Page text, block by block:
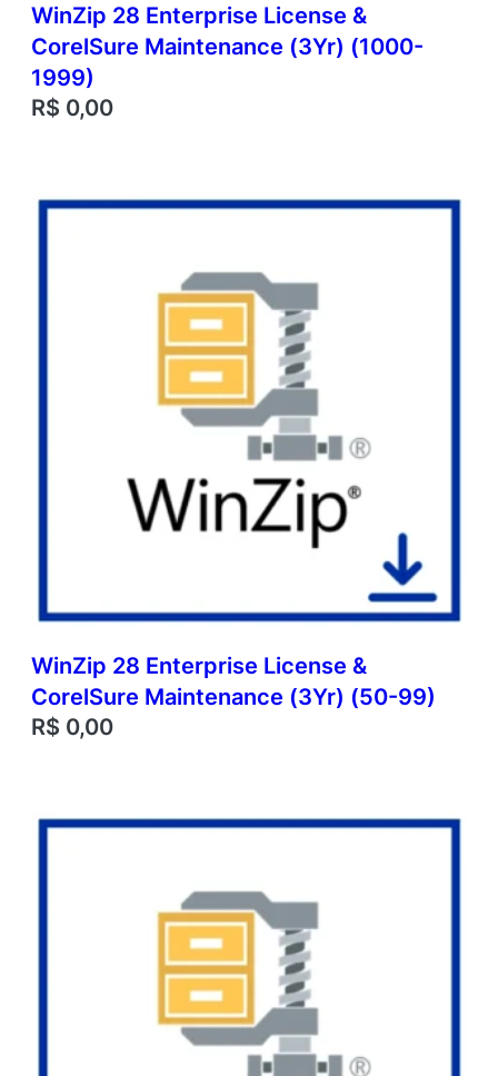
WinZip 28 Enterprise License &
CorelSure Maintenance (3Yr) (1000-
1999)
R$ 0,00
WinZip 28 Enterprise License &
CorelSure Maintenance (3Yr) (50-99)
R$ 0,00